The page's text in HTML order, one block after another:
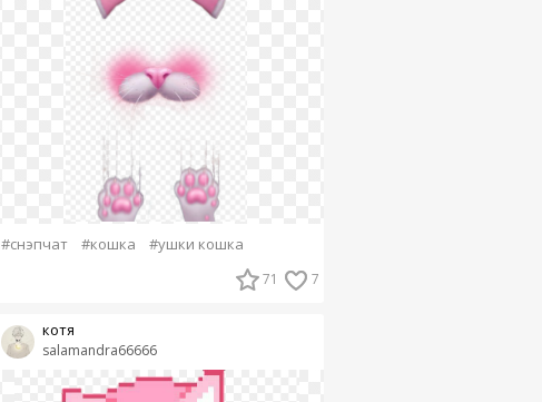
#снэпчат #кошка #ушки кошка
71 7
salamandra66666
котя